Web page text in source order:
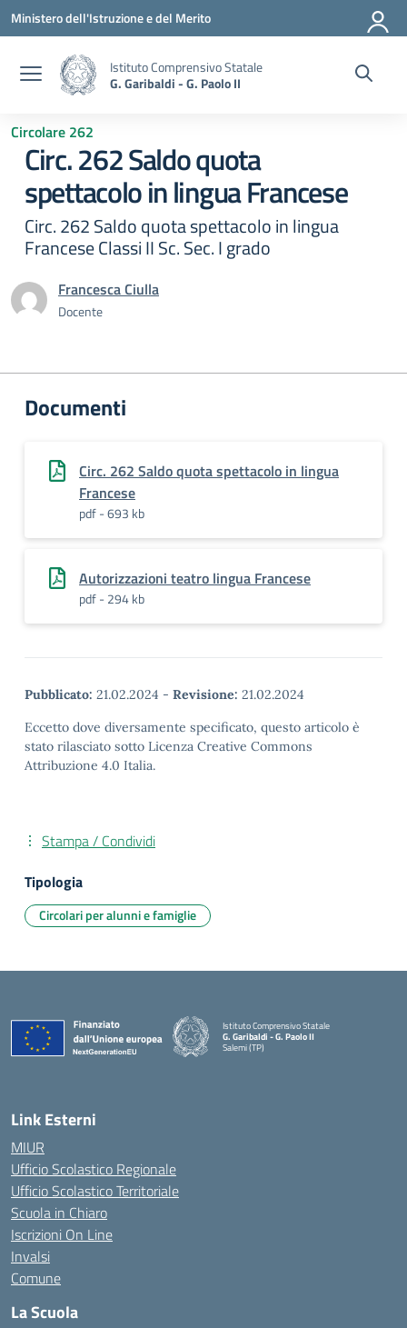
Vai ai contenuti
Vai al menu di navigazione
Vai al footer
Ministero dell'Istruzione e del Merito
Istituto Comprensivo Statale
G. Garibaldi - G. Paolo II
Circolare 262
Circ. 262 Saldo quota
spettacolo in lingua Francese
Circ. 262 Saldo quota spettacolo in lingua
Francese Classi II Sc. Sec. I grado
Francesca Ciulla
Docente
Documenti
Circ. 262 Saldo quota spettacolo in lingua
Francese
pdf - 693 kb
Autorizzazioni teatro lingua Francese
pdf - 294 kb
Pubblicato: 21.02.2024 - Revisione: 21.02.2024
Eccetto dove diversamente specificato, questo articolo è
stato rilasciato sotto Licenza Creative Commons
Attribuzione 4.0 Italia.
Stampa / Condividi
Tipologia
Circolari per alunni e famiglie
Istituto Comprensivo Statale
G. Garibaldi - G. Paolo II
Salemi (TP)
Link Esterni
MIUR
Ufficio Scolastico Regionale
Ufficio Scolastico Territoriale
Scuola in Chiaro
Iscrizioni On Line
Invalsi
Comune
La Scuola